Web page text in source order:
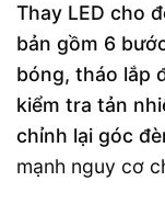
Thay LED cho
bản gồm 6
bóng, tháo lắp
kiểm tra tản
chỉnh lại góc
mạnh nguy cơ